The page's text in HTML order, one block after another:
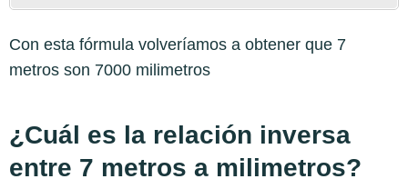
Con esta fórmula volveríamos a obtener que 7
metros son 7000 milimetros
¿Cuál es la relación inversa
entre 7 metros a milimetros?